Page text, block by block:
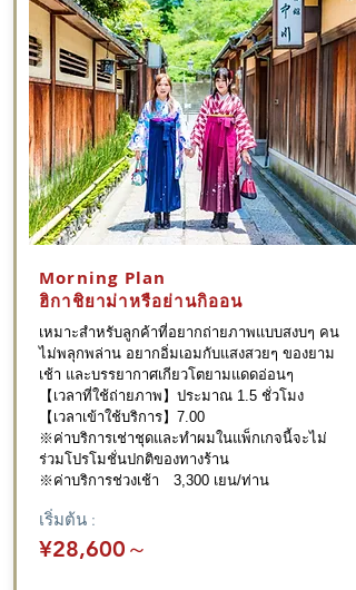
เหมาะสำหรับลูกค้าที่อยากถ่ายภาพแบบสงบๆ คน
ไม่พลุกพล่าน อยากอิ่มเอมกับแสงสวยๆ ของยาม
เช้า และบรรยากาศเกียวโตยามแดดอ่อนๆ
【เวลาที่ใช้ถ่ายภาพ】ประมาณ 1.5 ชั่วโมง
【เวลาเข้าใช้บริการ】7.00
​※ค่าบริการเช่าชุดและทำผมในแพ็กเกจนี้จะไม่
ร่วมโปรโมชั่นปกติของทางร้าน
​※ค่าบริการช่วงเช้า 3,300 เยน/ท่าน
Morning Plan
ฮิกาชิยาม่าหรือย่านกิออน
เริ่มต้น :
¥28,600 ～